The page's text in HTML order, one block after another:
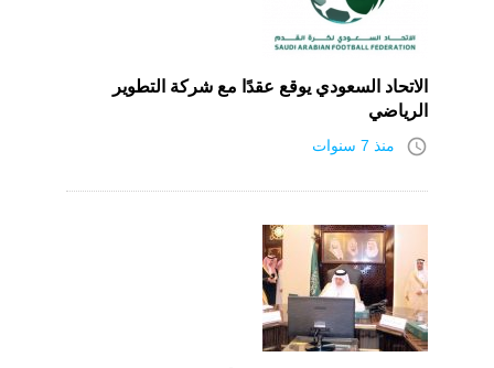
الاتحاد السعودي يوقع عقدًا مع شركة التطوير
الرياضي
access_time منذ 7 سنوات